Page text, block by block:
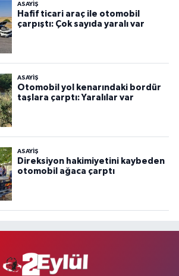
ASAYİŞ
Hafif ticari araç ile otomobil
çarpıştı: Çok sayıda yaralı var
ASAYİŞ
Otomobil yol kenarındaki bordür
taşlara çarptı: Yaralılar var
ASAYİŞ
Direksiyon hakimiyetini kaybeden
otomobil ağaca çarptı